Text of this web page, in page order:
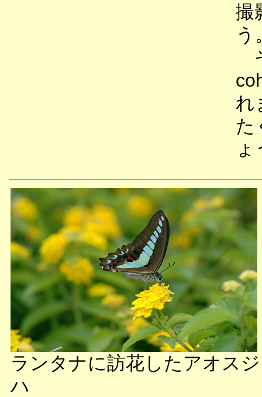
撮
う
れ
た
ょ
ランタナに訪花したアオス
ハ